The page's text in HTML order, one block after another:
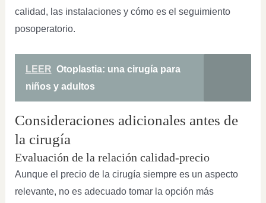
calidad, las instalaciones y cómo es el seguimiento
posoperatorio.
LEER Otoplastia: una cirugía para
niños y adultos
Consideraciones adicionales antes de
la cirugía
Evaluación de la relación calidad-precio
Aunque el precio de la cirugía siempre es un aspecto
relevante, no es adecuado tomar la opción más